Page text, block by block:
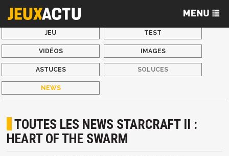
JEU TEST
VIDÉOS IMAGES
ASTUCES SOLUCES
NEWS
TOUTES LES NEWS STARCRAFT II :
HEART OF THE SWARM